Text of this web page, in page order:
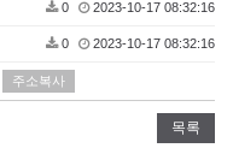
0 2023-10-17 08:32:16
0 2023-10-17 08:32:16
주소복사
목록